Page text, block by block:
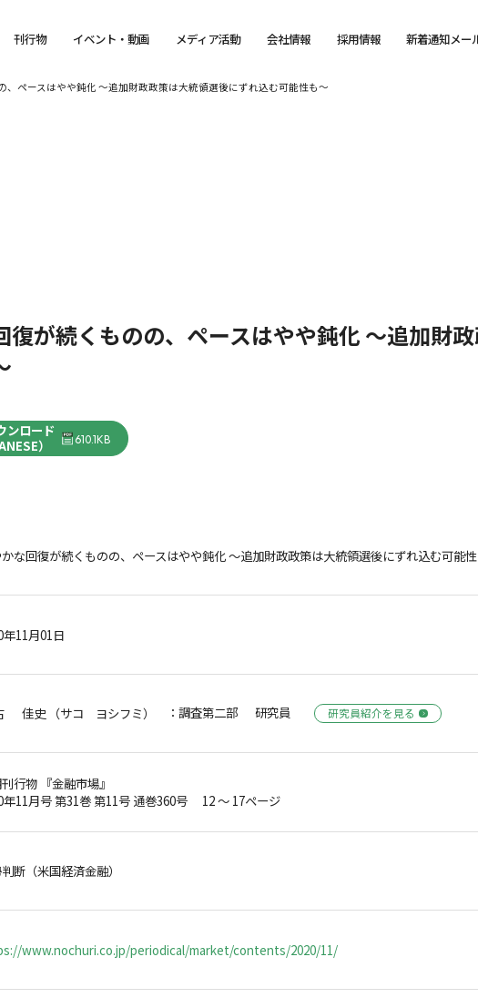
刊行物 イベント・動画 メディア活動 会社情報 採用情報 新着通知メー
、ペースはやや鈍化 ～追加財政政策は大統領選後にずれ込む可能性も～
復が続くものの、ペースはやや鈍化 ～追加財
ンロード
）
610.1KB
な回復が続くものの、ペースはやや鈍化 ～追加財政政策は大統領選後にずれ込む可能
年11月01日
佳史 （サコ ヨシフミ） ：調査第二部 研究員 研究員紹介を見る
行物 『金融市場』
年11月号 第31巻 第11号 通巻360号 12 ～ 17ページ
断（米国経済金融）
www.nochuri.co.jp/periodical/market/contents/2020/11/